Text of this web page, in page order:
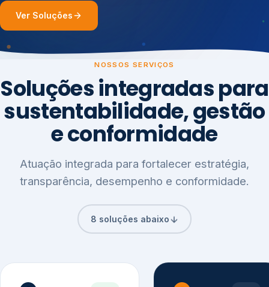
Ver Soluções
NOSSOS SERVIÇOS
Soluções integradas para
sustentabilidade, gestão
e conformidade
Atuação integrada para fortalecer estratégia,
transparência, desempenho e conformidade.
8 soluções abaixo